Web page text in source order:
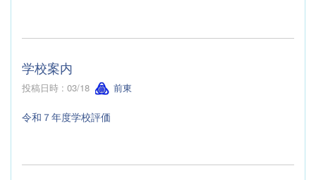
学校案内
投稿日時 : 03/18 前東
令和７年度学校評価